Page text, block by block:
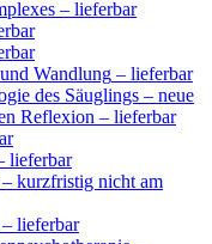
– lieferbar
Wandlung – lieferbar
des Säuglings – neue
Reflexion – lieferbar
lieferbar
– kurzfristig nicht am
– lieferbar